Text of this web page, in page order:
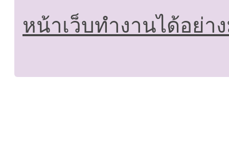
หน้าเว็บทำงานได้อย่า